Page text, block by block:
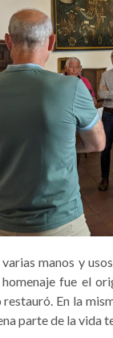
manos y
fue el
En la
parte de la vida